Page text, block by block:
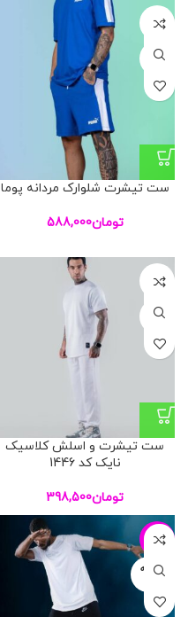
L
XL
ست تیشرت شلوارک مردانه پوما
تومان588,000
XXL
XXXL
ست تیشرت و اسلش کلاسیک
نایک کد 1446
تومان398,500
-21%
فروخته